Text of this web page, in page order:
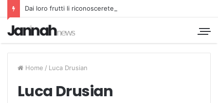
Dai loro frutti li riconoscerete
Home / Luca Drusian
Luca Drusian